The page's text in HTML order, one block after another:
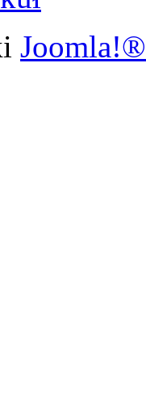
Joomla!®